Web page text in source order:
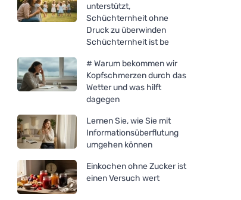
unterstützt,
Schüchternheit ohne
Druck zu überwinden
Schüchternheit ist be
# Warum bekommen wir
Kopfschmerzen durch das
Wetter und was hilft
dagegen
Lernen Sie, wie Sie mit
Informationsüberflutung
umgehen können
Einkochen ohne Zucker ist
einen Versuch wert